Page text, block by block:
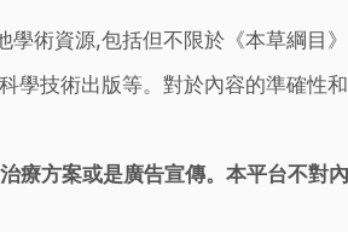
術資源,包括但不限於《本草綱目
技術出版等。對於內容的準確性
方案或是廣告宣傳。本平台不對